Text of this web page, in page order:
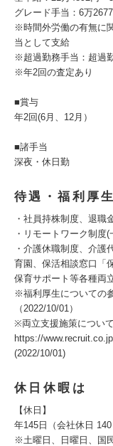
グレード手当：6万
※時間外労働の有無に
当として支給
※超過勤務手当：超過
※年2回の査定あり
■賞与
年2回(6月、12月）
■諸手当
深夜・休日勤
待遇・福利厚
・社員持株制度、退職
・リモートワーク制度
・介護休職制度、介護
育園、保活相談窓口「
保育サポート等各種両
※福利厚生についての
（2022/10/01）
※両立支援施策につい
https://
(2022/10/01)
休日休暇は
【休日】
年145日（会社休日 140
※土曜日、日曜日、国